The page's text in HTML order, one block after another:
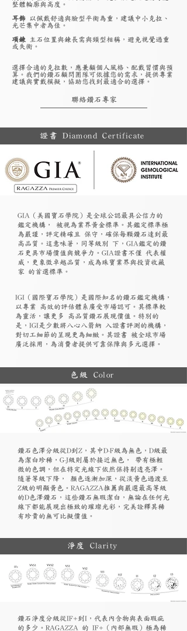
整體輪廓與高度。
耳飾 以佩戴舒適與臉型平衡為重，建議中小克拉、
光芒集中者為佳。
項鍊 主石位置與鍊長需與頸型相稱，避免視覺過重
或失衡。
選擇合適的克拉數，應兼顧個人風格、配戴習慣與預
算。我們的鑽石顧問團隊可依據您的需求，提供專業
建議與實戴模擬，協助您找到最適合的選擇。
聯絡鑽石專家
證書 Diamond Certificate
GIA（美國寶石學院）是全球公認最具公信力的
鑑定機構， 被視為業界黃金標準。其鑑定標準極
為嚴謹，評定精確且 保守，確保每顆鑽石達到最
高品質。這意味著，同等級別 下，GIA鑑定的鑽
石更具市場價值與競爭力。GIA證書不僅 代表權
威，更象徵卓越品質，成為珠寶業界與投資收藏
家 的首選標準。
​IGI（國際寶石學院）是國際知名的鑽石鑑定機構，
以專業 高效的評估體系廣受市場認可。其標準較
為靈活，讓更多 高品質鑽石展現價值。特別的
是，IGI是少數將八心八箭納 入證書評測的機構，
對切工細節的呈現更為細緻。其證書 被全球市場
廣泛採用，為消費者提供可靠保障與多元選擇。
色級 Color
鑽石色澤分級從D到Z，其中D-F級為無色，D級最
為潔白珍稀，G-J級則屬於接近無色， 帶有極輕
微的色調，但在特定光線下依然保持剔透亮澤。
隨著等級下降， 顏色逐漸加深，從淡黃色過渡至
Z級的明顯黃色。RAGAZZA推薦與嚴選最高等級
的D色澤鑽石，這些鑽石無瑕潔白，無論在任何光
線下都能展現出極致的璀璨光彩，完美詮釋其稀
有珍貴的無可比擬價值。
淨度 Clarity
鑽石淨度分級從IF+到I，代表內含物與表面瑕疵
的多少。RAGAZZA 的 IF+（內部無瑕）極為稀